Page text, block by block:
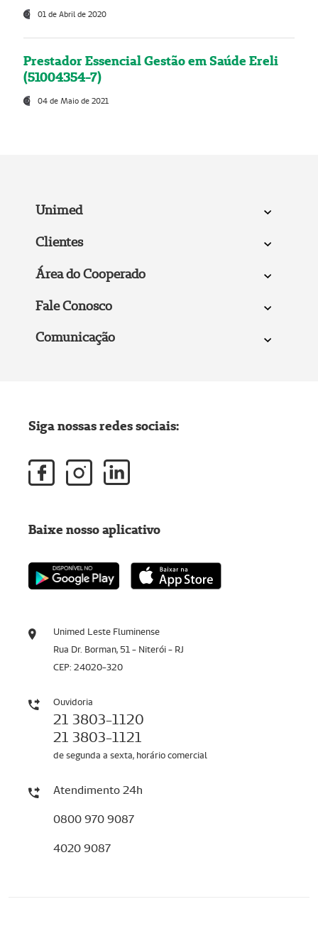
01 de Abril de 2020
Prestador Essencial Gestão em Saúde Ereli
(51004354-7)
04 de Maio de 2021
Unimed
Clientes
Área do Cooperado
Fale Conosco
Comunicação
Unimed Leste Fluminense
Rua Dr. Borman, 51 - Niterói - RJ
CEP: 24020-320
Ouvidoria
21 3803-1120
21 3803-1121
de segunda a sexta, horário comercial
Atendimento 24h
0800 970 9087
4020 9087
Siga nossas redes sociais:
Baixe nosso aplicativo